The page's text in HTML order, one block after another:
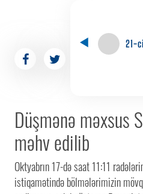
21-
Düşmənə məxsus
məhv edilib
Oktyabrın 17-də saat 11:11
istiqamətində bölmələrimizin